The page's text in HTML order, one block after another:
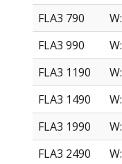
FLA3 790
FLA3 990
FLA3 1190
FLA3 1490
FLA3 1990
FLA3 2490